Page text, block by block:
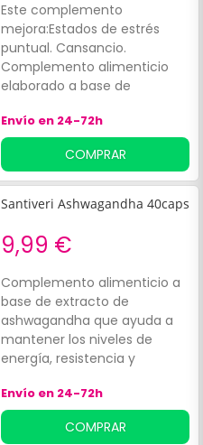
Este complemento
mejora:Estados de estrés
puntual. Cansancio.
Complemento alimenticio
elaborado a base de
natural y cuidada ayuda a
reforzar y favorecer el buen
funcionamiento del sistema
circulatorio.
Envío en 24-72h
COMPRAR
Santiveri Ashwagandha 40caps
9,99 €
Complemento alimenticio a
base de extracto de
ashwagandha que ayuda a
mantener los niveles de
energía, resistencia y
producto es:Libre de gluten.
Libre de lactosa. Apto para
veganos
Envío en 24-72h
COMPRAR